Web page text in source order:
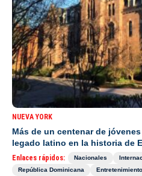
NUEVA YORK
Más de un centenar de
legado latino en la historia de
Enlaces rápidos: Nacionales
República Dominicana
Entretenimiento